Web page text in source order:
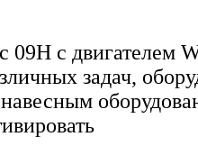
09Н с двигателем
задач,